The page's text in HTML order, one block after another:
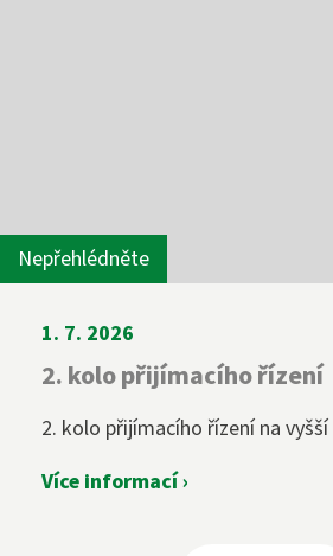
Nepřehlédněte
1. 7. 2026
2. kolo přijímacího řízení
2. kolo přijímacího řízení na
Více informací ›